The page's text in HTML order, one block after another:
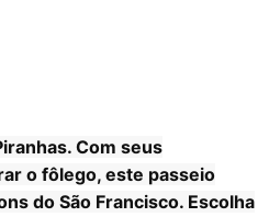
Com seus
o fôlego, este passeio
do São Francisco. Escolha